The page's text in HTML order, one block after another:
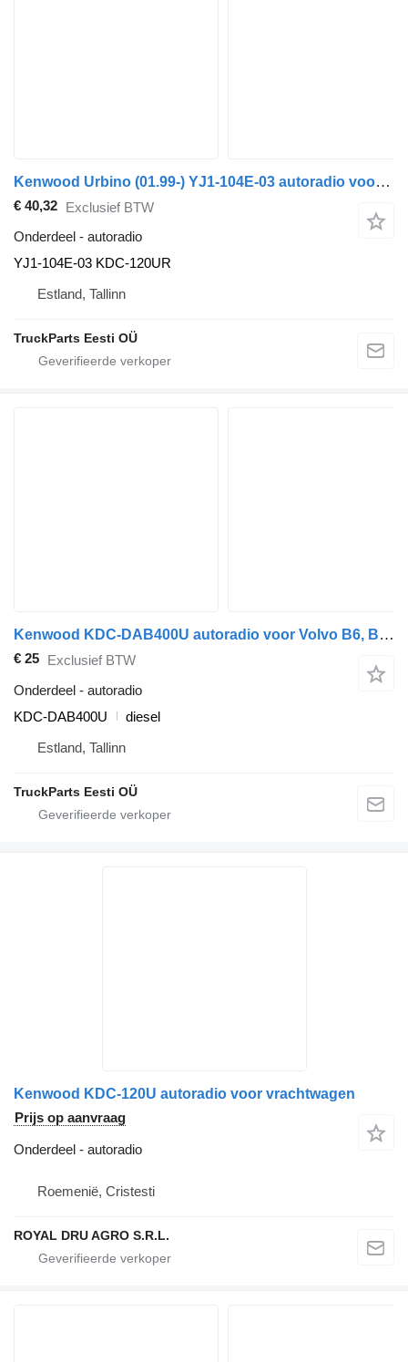
Kenwood Urbino (01.99-) YJ1-104E-03 autoradio voor Solaris Urbino, Alpino, Vacanza (1999-) bus
€ 40,32 Exclusief BTW
Onderdeel - autoradio
YJ1-104E-03 KDC-120UR
Estland, Tallinn
TruckParts Eesti OÜ
Kenwood KDC-DAB400U autoradio voor Volvo B6, B7, B9, B10, B12 (1978-2011) bus
€ 25 Exclusief BTW
Onderdeel - autoradio
KDC-DAB400U
diesel
Estland, Tallinn
TruckParts Eesti OÜ
Kenwood KDC-120U autoradio voor vrachtwagen
Prijs op aanvraag
Onderdeel - autoradio
Roemenië, Cristesti
ROYAL DRU AGRO S.R.L.